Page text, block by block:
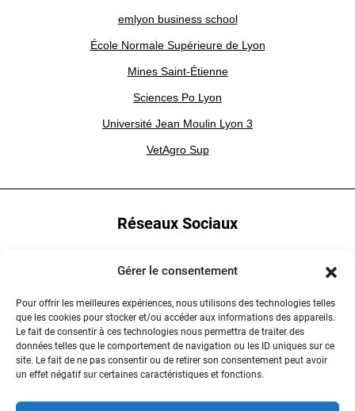
Gérer le consentement
Pour offrir les meilleures expériences, nous utilisons des technologies telles
que les cookies pour stocker et/ou accéder aux informations des appareils.
Le fait de consentir à ces technologies nous permettra de traiter des
données telles que le comportement de navigation ou les ID uniques sur ce
site. Le fait de ne pas consentir ou de retirer son consentement peut avoir
un effet négatif sur certaines caractéristiques et fonctions.
emlyon business school
École Normale Supérieure de Lyon
Mines Saint-Étienne
Sciences Po Lyon
Université Jean Moulin Lyon 3
VetAgro Sup
Réseaux Sociaux
Instagram